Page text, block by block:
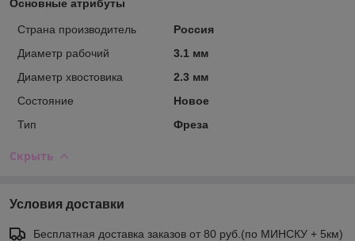
Основные атрибуты
Страна производитель
Россия
Диаметр рабочий
3.1 мм
Диаметр хвостовика
2.3 мм
Состояние
Новое
Тип
Фреза
Скрыть
Условия доставки
Бесплатная доставка заказов от 80 руб.(по МИНСКУ + 5км)